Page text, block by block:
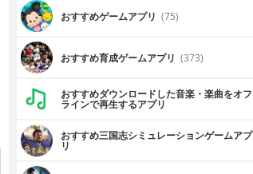
おすすめゲームアプリ (75)
おすすめ育成ゲームアプリ (373)
おすすめダウンロードした音楽・楽曲をオフ
ラインで再生するアプリ
おすすめ三国志シミュレーションゲームアプ
リ